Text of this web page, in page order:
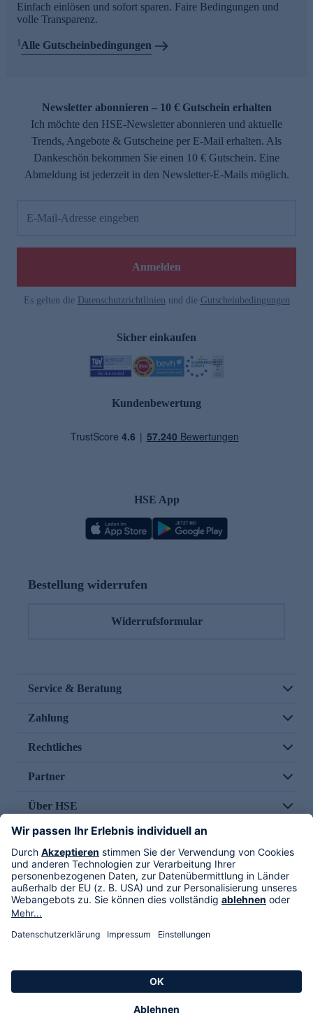
Einfach einlösen und sofort sparen. Faire Bedingungen und
volle Transparenz.
1Alle Gutscheinbedingungen
Newsletter abonnieren – 10 € Gutschein erhalten
Ich möchte den HSE-Newsletter abonnieren und aktuelle
Trends, Angebote & Gutscheine per E-Mail erhalten. Als
Dankeschön bekommen Sie einen 10 € Gutschein. Eine
Abmeldung ist jederzeit in den Newsletter-E-Mails möglich.
E-Mail-Adresse eingeben
Anmelden
Es gelten die Datenschutzrichtlinien und die Gutscheinbedingungen
Sicher einkaufen
Kundenbewertung
HSE App
Bestellung widerrufen
Widerrufsformular
Service & Beratung
Zahlung
Rechtliches
Partner
Über HSE
Im TV
HSE International